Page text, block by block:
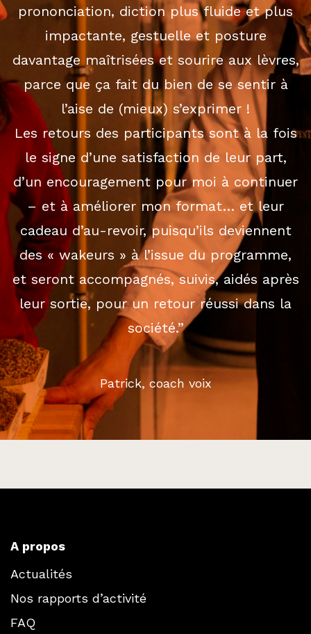
prononciation, diction plus fluide et plus
impactante, gestuelle et posture
davantage maîtrisées et sourire aux lèvres,
parce que ça fait du bien de se sentir à
l’aise de (mieux) s’exprimer !
Les retours des participants sont à la fois
le signe d’une satisfaction de leur part,
d’un encouragement pour moi à continuer
– et à améliorer mon format… et leur
cadeau d’au-revoir, puisqu’ils deviennent
des « wakeurs » à l’issue du programme,
et seront accompagnés, suivis, aidés après
leur sortie, pour un retour réussi dans la
société.”
Patrick, coach voix
A propos
Actualités
Nos rapports d’activité
FAQ